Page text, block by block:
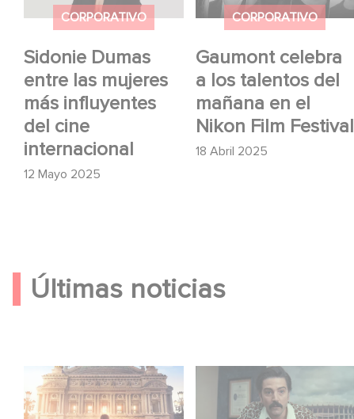
CORPORATIVO
Sidonie Dumas
entre las mujeres
más influyentes
del cine
internacional
12 Mayo 2025
internacional
CORPORATIVO
Gaumont celebra
a los talentos del
mañana en el
Nikon Film Festival
18 Abril 2025
Festival
Últimas noticias
Gaumont y Good Hero
anuncian la secuela de
México 86 ya está
disponible en Netflix